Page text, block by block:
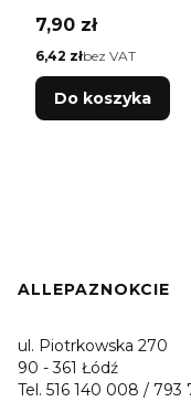
Cena
7,90 zł
Cena
6,42 złbez VAT
Do koszyka
Linki w stopce
ALLEPAZNOKCIE
ul. Piotrkowska 270
90 - 361 Łódź
Tel. 516 140 008 / 793